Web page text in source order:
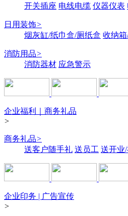
开关插座 电线电缆 仪器仪表
日用装饰>
烟灰缸/纸巾盒/厕纸盒 收纳
消防用品>
消防器材 应急警示
企业福利｜商务礼品
>
商务礼品>
送客户随手礼 送员工 送开业
企业印务 | 广告宣传
>